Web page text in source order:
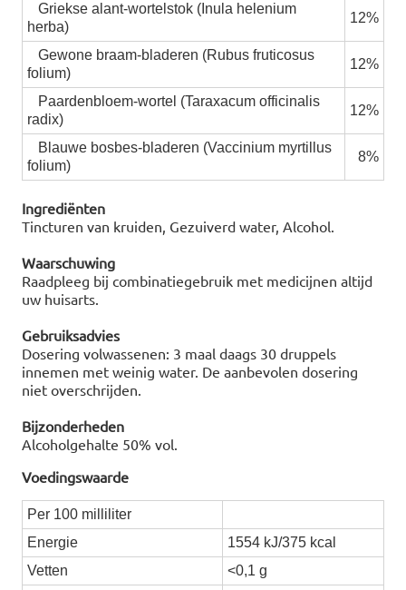
Griekse alant-wortelstok (Inula helenium
herba)
12%
Gewone braam-bladeren (Rubus fruticosus
folium)
12%
Paardenbloem-wortel (Taraxacum officinalis
radix)
12%
Blauwe bosbes-bladeren (Vaccinium myrtillus
folium)
8%
Ingrediënten
Tincturen van kruiden, Gezuiverd water, Alcohol.
Waarschuwing
Raadpleeg bij combinatiegebruik met medicijnen altijd
uw huisarts.
Gebruiksadvies
Dosering volwassenen: 3 maal daags 30 druppels
innemen met weinig water. De aanbevolen dosering
niet overschrijden.
Bijzonderheden
Alcoholgehalte 50% vol.
Voedingswaarde
Per 100 milliliter
Energie
1554 kJ/375 kcal
Vetten
<0,1 g